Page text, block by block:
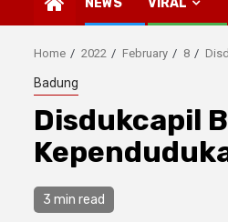
NEWS VIRAL
Home 2022 February 8
Badung
Disdukcapil
3 min read